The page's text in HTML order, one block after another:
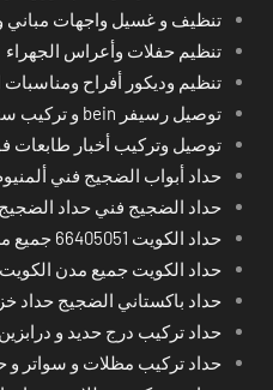
تنظيف و غسيل واجهات مباني
تنظيم حفلات وأعراس الجهراء
تنظيم وديكور أفراح ومناسبات
توصيل رسيفر bein و تركيب ستلايت و رسيفرات في الكويت
توصيل وتركيب أخبار طابعات
حداد أبواب الضجيج فني
حداد الضجيج فني حداد
حداد الكويت 66405051 جميع مدن الكويت
حداد الكويت جميع مدن
حداد باكستاني الضجيج حداد
حداد تركيب درج حديد و
حداد تركيب مظلات و سواتر و